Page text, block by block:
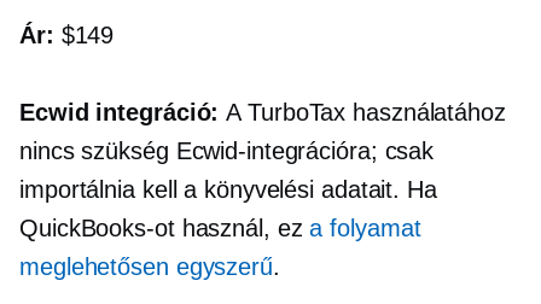
Ár: $149
Ecwid integráció:A TurboTax használatához
nincs szükség Ecwid-integrációra; csak
importálnia kell a könyvelési adatait. Ha
QuickBooks-ot használ, eza folyamat
meglehetősen egyszerű.